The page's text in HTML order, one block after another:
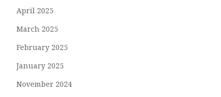
April 2025
March 2025
February 2025
January 2025
November 2024